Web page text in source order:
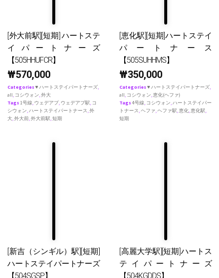
[外大前駅][短期] ハートステ
イパートナーズ
【505HHUFCR】
₩570,000
Categories♥ ハートステイパートナーズ,
all, コシウォン,外大
Tags1号線, ウェデアプ, ウェデアプ駅, コ
シウォン,ハートステイパートナース,外
大,外大前,外大前駅,短期
[恵化駅][短期]ハートステイ
パートナース
【505SUHHMS】
₩350,000
Categories♥ ハートステイパートナーズ,
all, コシウォン,恵化(ヘファ)
Tags4号線, コシウォン,ハートステイパー
トナース,ヘファ,ヘファ駅,恵化,恵化駅,
短期
[新吉（シンギル）駅][短期]
ハートステイパートナーズ
【504SGSP】
[高麗大学駅][短期]ハートス
テイパートナーズ
【504KGDDS】